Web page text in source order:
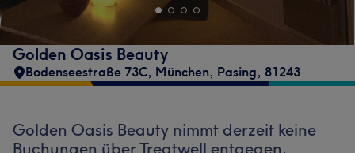
Golden Oasis Beauty
Bodenseestraße 73C, München, Pasing, 81243
Golden Oasis Beauty nimmt derzeit keine
Buchungen über Treatwell entgegen.